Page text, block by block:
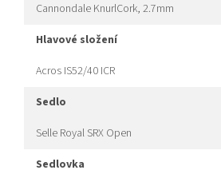
Cannondale KnurlCork, 2.7mm
hlavové složení
Acros IS52/40 ICR
sedlo
Selle Royal SRX Open
sedlovka